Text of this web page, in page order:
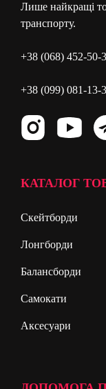
Лише найкращі
транспорту.
+38 (068) 452-50-
+38 (099) 081-13-
КАТАЛОГ
Скейтборди
Лонгборди
Балансборди
Самокати
Аксесуари